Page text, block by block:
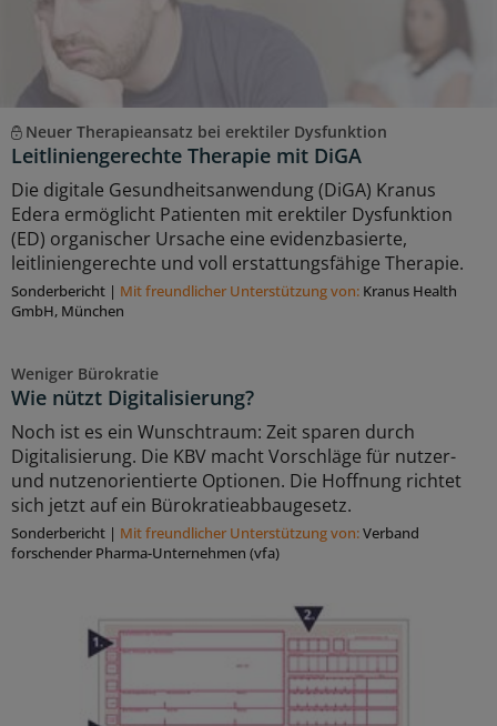
Neuer Therapieansatz bei erektiler Dysfunktion
Leitliniengerechte Therapie mit DiGA
Die digitale Gesundheitsanwendung (DiGA) Kranus
Edera ermöglicht Patienten mit erektiler Dysfunktion
(ED) organischer Ursache eine evidenzbasierte,
leitliniengerechte und voll erstattungsfähige Therapie.
Sonderbericht | Mit freundlicher Unterstützung von: Kranus Health
GmbH, München
Weniger Bürokratie
Wie nützt Digitalisierung?
Noch ist es ein Wunschtraum: Zeit sparen durch
Digitalisierung. Die KBV macht Vorschläge für nutzer-
und nutzenorientierte Optionen. Die Hoffnung richtet
sich jetzt auf ein Bürokratieabbaugesetz.
Sonderbericht | Mit freundlicher Unterstützung von:Verband
forschender Pharma-Unternehmen (vfa)